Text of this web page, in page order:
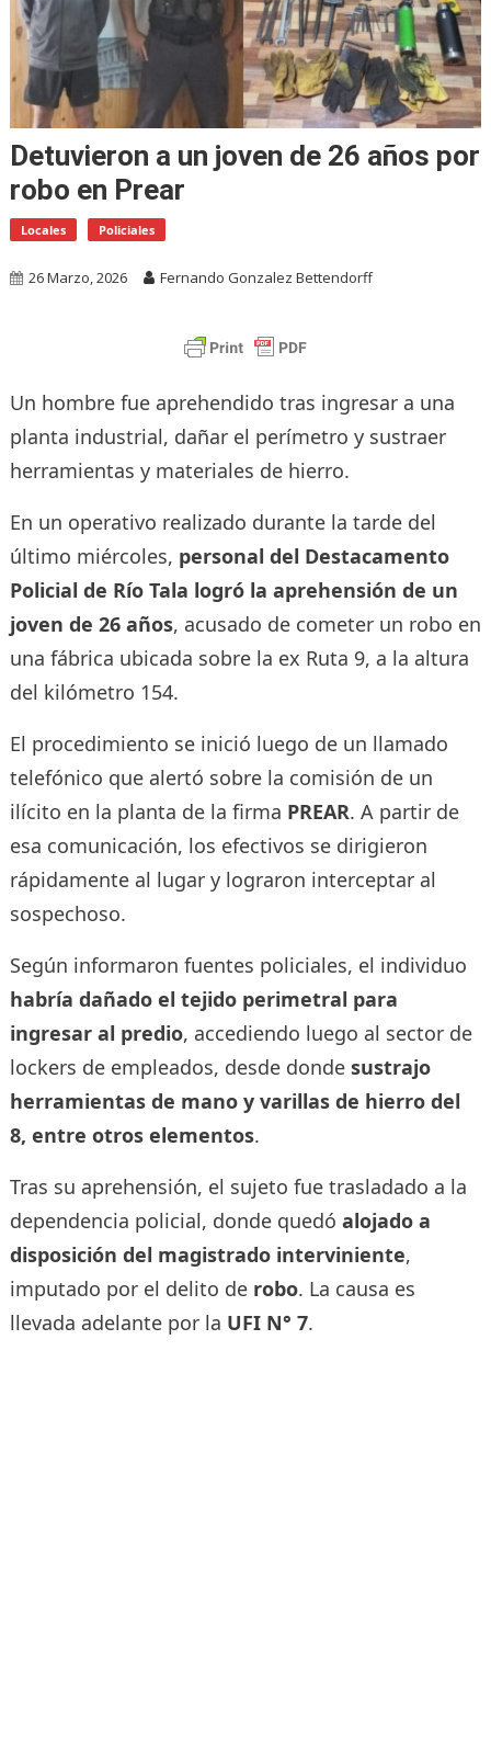
Detuvieron a un joven de 26 años por
robo en Prear
Locales Policiales
26 Marzo, 2026 Fernando Gonzalez Bettendorff
Un hombre fue aprehendido tras ingresar a una
planta industrial, dañar el perímetro y sustraer
herramientas y materiales de hierro.
En un operativo realizado durante la tarde del
último miércoles, personal del Destacamento
Policial de Río Tala logró la aprehensión de un
joven de 26 años, acusado de cometer un robo en
una fábrica ubicada sobre la ex Ruta 9, a la altura
del kilómetro 154.
El procedimiento se inició luego de un llamado
telefónico que alertó sobre la comisión de un
ilícito en la planta de la firma PREAR. A partir de
esa comunicación, los efectivos se dirigieron
rápidamente al lugar y lograron interceptar al
sospechoso.
Según informaron fuentes policiales, el individuo
habría dañado el tejido perimetral para
ingresar al predio, accediendo luego al sector de
lockers de empleados, desde donde sustrajo
herramientas de mano y varillas de hierro del
8, entre otros elementos.
Tras su aprehensión, el sujeto fue trasladado a la
dependencia policial, donde quedó alojado a
disposición del magistrado interviniente,
imputado por el delito de robo. La causa es
llevada adelante por la UFI N° 7.